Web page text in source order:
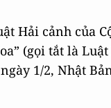
Hải cảnh của
(gọi tắt là
1/2, Nhật